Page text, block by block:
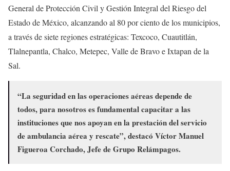
General de Protección Civil y Gestión Integral del Riesgo del
Estado de México, alcanzando al 80 por ciento de los municipios,
a través de siete regiones estratégicas: Texcoco, Cuautitlán,
Tlalnepantla, Chalco, Metepec, Valle de Bravo e Ixtapan de la
Sal.
“La seguridad en las operaciones aéreas depende de
todos, para nosotros es fundamental capacitar a las
instituciones que nos apoyan en la prestación del servicio
de ambulancia aérea y rescate”, destacó Víctor Manuel
Figueroa Corchado, Jefe de Grupo Relámpagos.